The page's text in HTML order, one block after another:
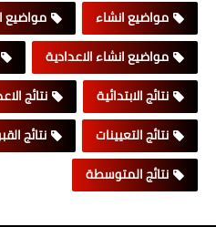
مواضيع انشاء
مواضيع
مواضيع انشاء الاعدادية
نتائج الابتدائية
نتائج
نتائج التعيينات
نتائج
نتائج المتوسطة